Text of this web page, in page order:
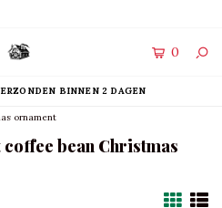
0
BINNEN 2 DAGEN
ornament
bean Christmas